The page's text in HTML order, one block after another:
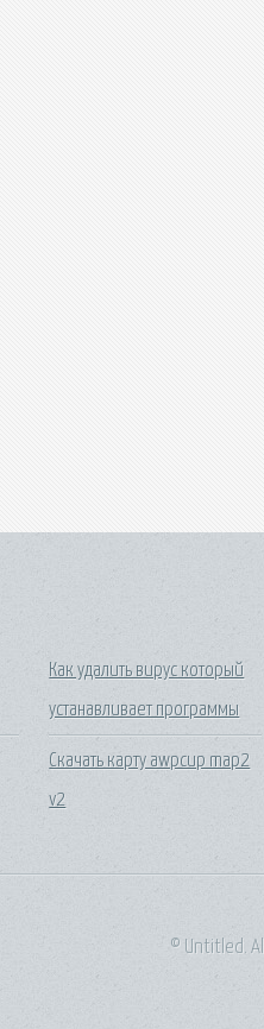
Как удалить вирус который
устанавливает программы
Скачать карту awpcup map2
v2
© Untitled.